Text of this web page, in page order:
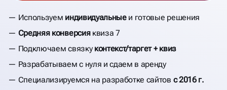
Используем индивидуальныеи готовые решения
Средняя конверсияквиза 7
Подключаем связкуконтекст/таргет + квиз
Разрабатываем с нуля и сдаем в аренду
Специализируемся на разработке сайтов с 2016 г.